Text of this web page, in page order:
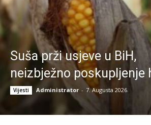
Suša prži usjeve u BiH,
neizbježno poskupljenje
Vijesti Administrator - 7. Augusta 2026.